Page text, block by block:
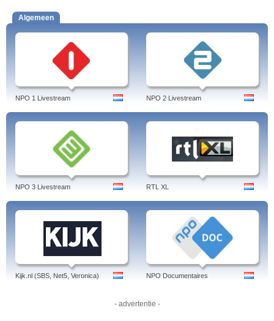
Algemeen
NPO 1 Livestream NPO 2 Livestream
NPO 3 Livestream RTL XL
Kijk.nl (SBS, Net5, Veronica) NPO Documentaires
- advertentie -